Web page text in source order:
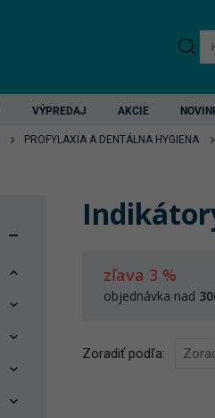
VÝPREDAJ AKCIE
PROFYLAXIA A DENTÁLNA HYGIENA
zľava 3 %
objednávka nad
Zoradiť podľa: